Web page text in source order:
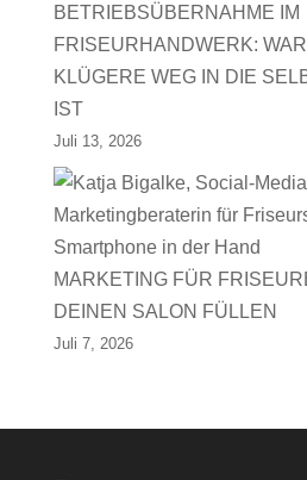
BETRIEBSÜBERNAHME IM
FRISEURHANDWERK:
KLÜGERE WEG IN DIE
IST
Juli 13, 2026
MARKETING FÜR
DEINEN SALON FÜLLEN
Juli 7, 2026